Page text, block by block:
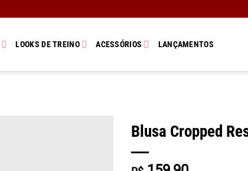
LOOKS DE TREINO ACESSÓRIOS LANÇAMENTOS
Blusa Cropped